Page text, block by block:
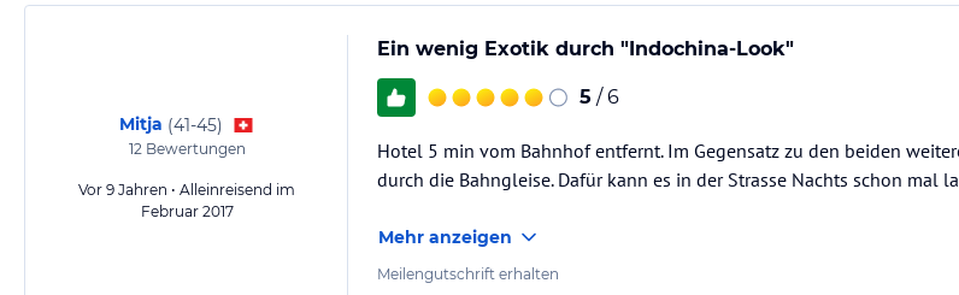
Mitja (41-45)
12Bewertungen
Vor 9 Jahren • Alleinreisend im
Februar 2017
Ein wenig Exotik durch "Indochina-Look"
5 / 6
Hotel 5 min vom Bahnhof entfernt. Im Gegensatz zu den beiden
durch die Bahngleise. Dafür kann es in der Strasse Nachts schon mal
Mehr anzeigen
Meilengutschrift erhalten